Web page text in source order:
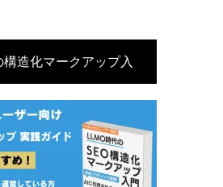
構造化マークアップ入